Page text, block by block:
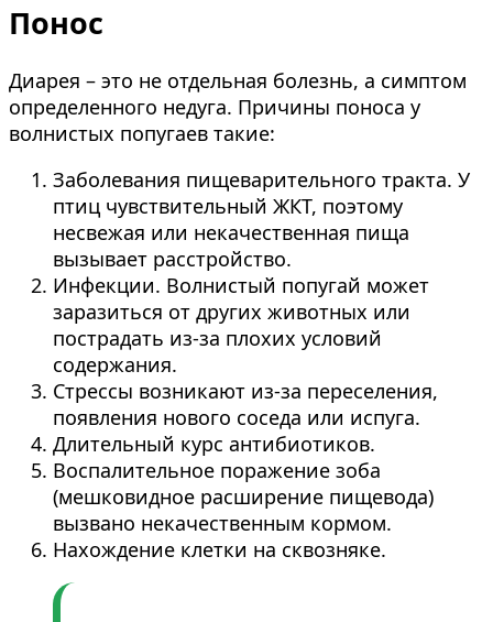
Понос
Диарея – это не отдельная болезнь, а симптом
определенного недуга. Причины поноса у
волнистых попугаев такие:
Заболевания пищеварительного тракта. У
птиц чувствительный ЖКТ, поэтому
несвежая или некачественная пища
вызывает расстройство.
Инфекции. Волнистый попугай может
заразиться от других животных или
пострадать из-за плохих условий
содержания.
Стрессы возникают из-за переселения,
появления нового соседа или испуга.
Длительный курс антибиотиков.
Воспалительное поражение зоба
(мешковидное расширение пищевода)
вызвано некачественным кормом.
Нахождение клетки на сквозняке.